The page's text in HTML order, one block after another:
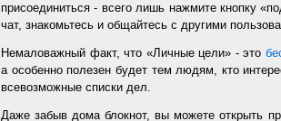
присоединиться - всего лишь нажмите кнопку
чат, знакомьтесь и общайтесь с другими
Немаловажный факт, что «Личные цели» - это
а особенно полезен будет тем людям, кто
всевозможные списки дел.
Даже забыв дома блокнот, вы можете открыть